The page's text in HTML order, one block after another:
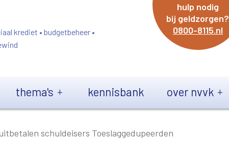
krediet • budgetbeheer •
hulp nodig
bij geldzorgen?
0800-8115.nl
thema's kennisbank over nvvk
schuldeisers Toeslaggedupeerden